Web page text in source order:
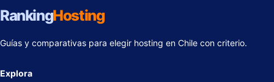
RankingHosting
Guías y comparativas para elegir hosting en Chile con criterio.
Explora